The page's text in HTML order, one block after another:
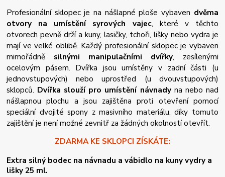
Profesionální sklopec je na nášlapné ploše vybaven dvěma
otvory na umístění syrových vajec, které v těchto
otvorech pevně drží a kuny, lasičky, tchoři, lišky nebo vydra je
mají ve velké oblibě. Každý profesionální sklopec je vybaven
mimořádně silnými manipulačními dvířky, zesílenými
ocelovým pásem. Dvířka jsou umístěny v zadní části (u
jednovstupových) nebo uprostřed (u dvouvstupových)
sklopců. Dvířka slouží pro umístění návnadyna nebo nad
nášlapnou plochu a jsou zajištěna proti otevření pomocí
speciální dvojité spony z masivního materiálu, díky tomuto
zajištění je není možné zevnitř za žádných okolností otevřít.
ZDARMA KE SKLOPCI ZÍSKÁTE:
Extra silný bodec na návnadu a vábidlo na kuny vydry a
lišky 25 ml.